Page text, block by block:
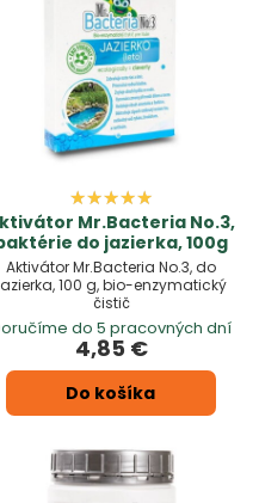
Mr.Bacteria No.3,
do jazierka, 100g
Aktivátor Mr.Bacteria No.3, do
100 g, bio-enzymatický
čistič
do 5 pracovných dní
4,85 €
Do košíka